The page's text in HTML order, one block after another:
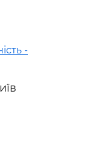
-